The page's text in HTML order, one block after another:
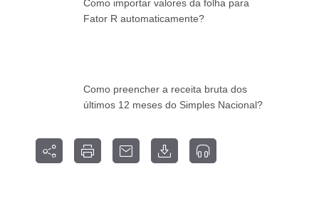
Como importar valores da folha para
Fator R automaticamente?
Como preencher a receita bruta dos
últimos 12 meses do Simples Nacional?